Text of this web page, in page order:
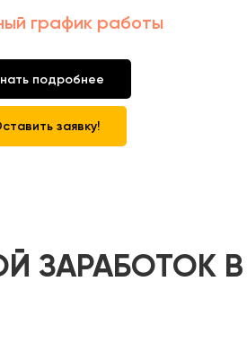
график работы
подробнее
заявку!
ЗАРАБОТОК